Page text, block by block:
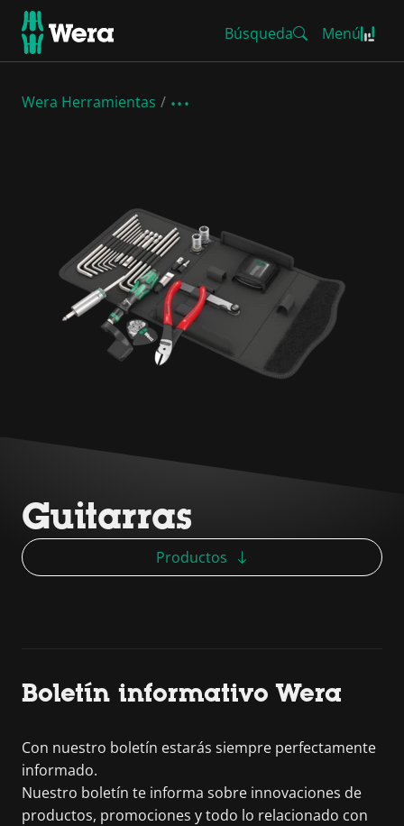
Búsqueda Menú
Wera Herramientas
Guitarras
Productos
Boletín informativo Wera
Con nuestro boletín estarás siempre perfectamente
informado.
Nuestro boletín te informa sobre innovaciones de
productos, promociones y todo lo relacionado con